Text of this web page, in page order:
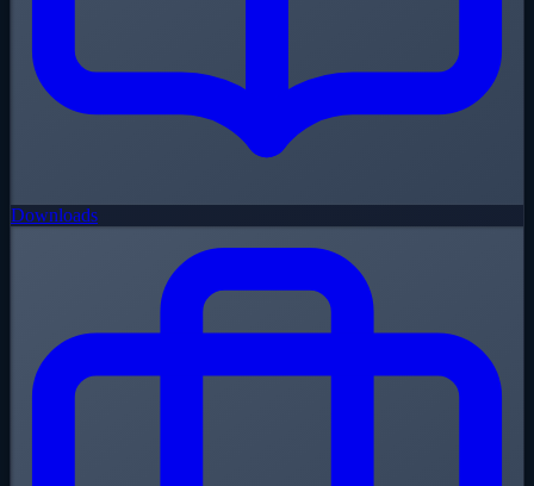
Downloads